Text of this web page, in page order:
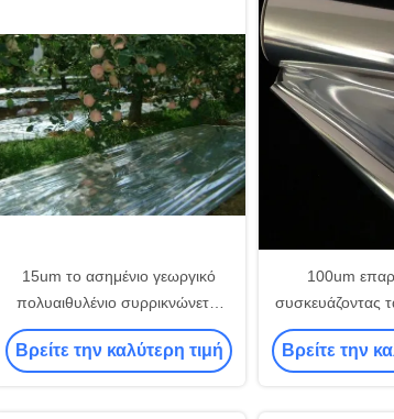
15um το ασημένιο γεωργικό
πολυαιθυλένιο συρρικνώνεται
την ταινία Metalized CPP
Βρείτε την καλύτερη τιμή
100um
συσκευάζοντας
CPP,
Βρείτε την